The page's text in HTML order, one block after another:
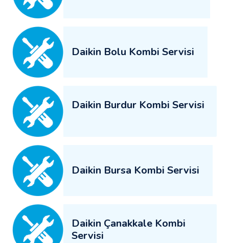
Daikin Bolu Kombi Servisi
Daikin Burdur Kombi Servisi
Daikin Bursa Kombi Servisi
Daikin Çanakkale Kombi
Servisi